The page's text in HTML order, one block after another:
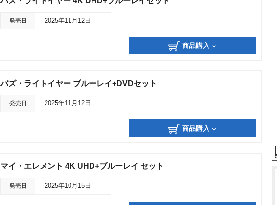
発売日 2025年11月12日
商品購入
バズ・ライトイヤー ブルーレイ+DVDセット
発売日 2025年11月12日
商品購入
マイ・エレメント 4K UHD+ブルーレイ セット
発売日 2025年10月15日